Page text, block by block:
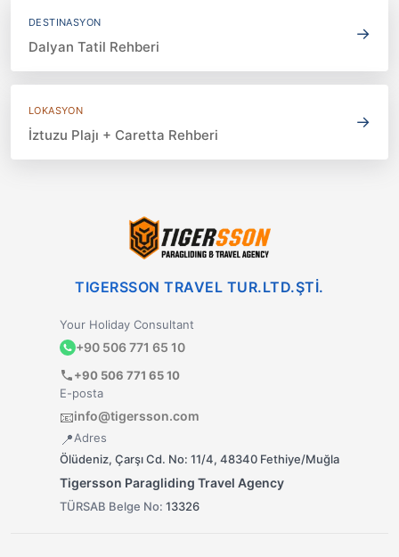
DESTINASYON
Dalyan Tatil Rehberi
→
LOKASYON
İztuzu Plajı + Caretta Rehberi
→
TIGERSSON TRAVEL TUR.LTD.ŞTİ.
Your Holiday Consultant
+90 506 771 65 10
+90 506 771 65 10
E-posta
📧info@tigersson.com
📍Adres
Ölüdeniz, Çarşı Cd. No: 11/4, 48340 Fethiye/Muğla
Tigersson Paragliding Travel Agency
TÜRSAB Belge No: 13326